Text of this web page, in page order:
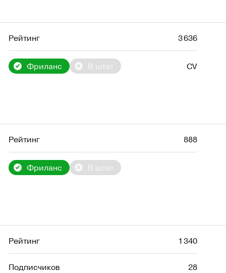
Рейтинг 3 636
Фриланс В штат CV
Рейтинг 888
Фриланс В штат
Рейтинг 1 340
Подписчиков 28